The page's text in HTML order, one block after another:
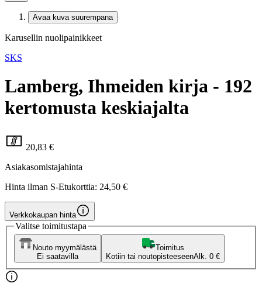
Avaa kuva suurempana
Karusellin nuolipainikkeet
SKS
Lamberg, Ihmeiden kirja - 192
kertomusta keskiajalta
20,83 €
Asiakasomistajahinta
Hinta ilman S-Etukorttia: 24,50 €
Verkkokaupan hinta
Valitse toimitustapa
Nouto myymälästä
Ei saatavilla
Toimitus
Kotiin tai noutopisteeseenAlk. 0 €